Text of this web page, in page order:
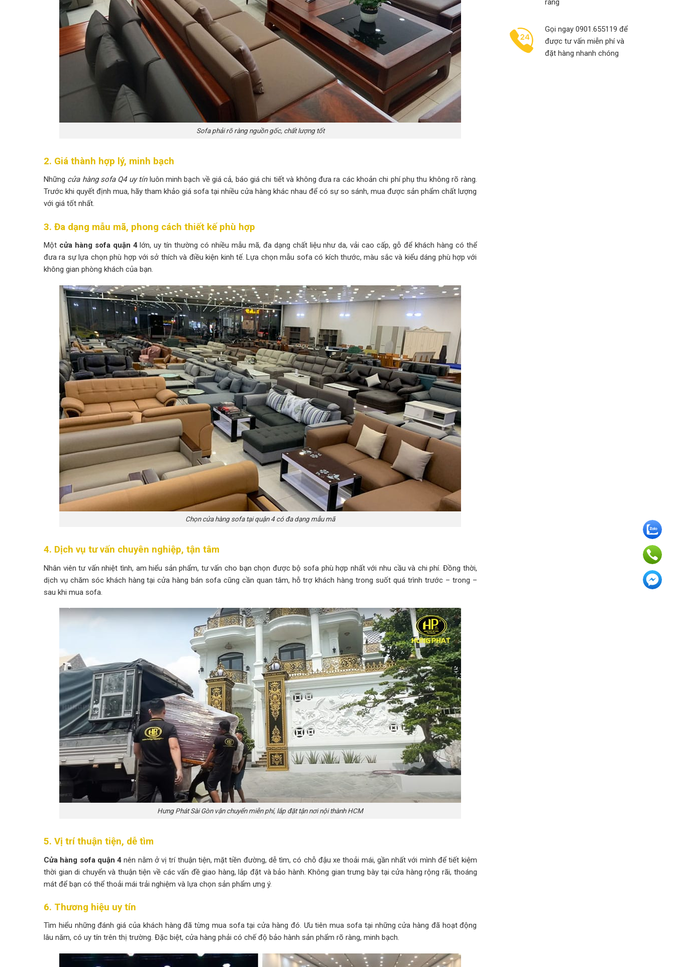
Sofa phải rõ ràng nguồn gốc, chất lượng tốt
2. Giá thành hợp lý, minh bạch
Những cửa hàng sofa Q4 uy tínluôn minh bạch về giá cả, báo giá chi tiết và không đưa ra các khoản chi phí phụ thu không rõ ràng.
Trước khi quyết định mua, hãy tham khảo giá sofa tại nhiều cửa hàng khác nhau để có sự so sánh, mua được sản phẩm chất lượng
với giá tốt nhất.
3. Đa dạng mẫu mã, phong cách thiết kế phù hợp
Một cửa hàng sofa quận 4lớn, uy tín thường có nhiều mẫu mã, đa dạng chất liệu như da, vải cao cấp, gỗ để khách hàng có thể
đưa ra sự lựa chọn phù hợp với sở thích và điều kiện kinh tế. Lựa chọn mẫu sofa có kích thước, màu sắc và kiểu dáng phù hợp với
không gian phòng khách của bạn.
Chọn cửa hàng sofa tại quận 4 có đa dạng mẫu mã
4. Dịch vụ tư vấn chuyên nghiệp, tận tâm
Nhân viên tư vấn nhiệt tình, am hiểu sản phẩm, tư vấn cho bạn chọn được bộ sofa phù hợp nhất với nhu cầu và chi phí. Đồng thời,
dịch vụ chăm sóc khách hàng tại cửa hàng bán sofa cũng cần quan tâm, hỗ trợ khách hàng trong suốt quá trình trước – trong –
sau khi mua sofa.
Hưng Phát Sài Gòn vận chuyển miễn phí, lắp đặt tận nơi nội thành HCM
5. Vị trí thuận tiện, dễ tìm
Cửa hàng sofa quận 4 nên nằm ở vị trí thuận tiện, mặt tiền đường, dễ tìm, có chỗ đậu xe thoải mái, gần nhất với mình để tiết kiệm
thời gian di chuyển và thuận tiện về các vấn đề giao hàng, lắp đặt và bảo hành. Không gian trưng bày tại cửa hàng rộng rãi, thoáng
mát để bạn có thể thoải mái trải nghiệm và lựa chọn sản phẩm ưng ý.
6. Thương hiệu uy tín
Tìm hiểu những đánh giá của khách hàng đã từng mua sofa tại cửa hàng đó. Ưu tiên mua sofa tại những cửa hàng đã hoạt động
lâu năm, có uy tín trên thị trường. Đặc biệt, cửa hàng phải có chế độ bảo hành sản phẩm rõ ràng, minh bạch.
ràng
Gọi ngay 0901.655119 để
được tư vấn miễn phí và
đặt hàng nhanh chóng